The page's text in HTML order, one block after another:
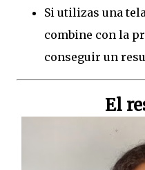
Si utilizas una
combine con la
conseguir un
El